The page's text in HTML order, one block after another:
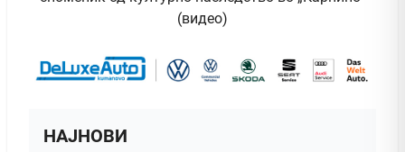
НАЈНОВИ